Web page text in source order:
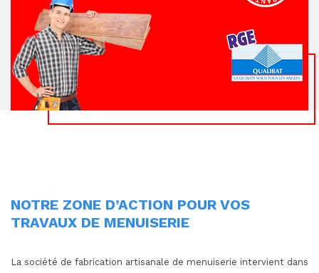
NOTRE ZONE D’ACTION POUR VOS
TRAVAUX DE MENUISERIE
La société de fabrication artisanale de menuiserie intervient dans